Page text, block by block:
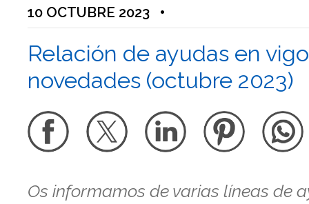
10 OCTUBRE 2023 •
Relación de ayudas en
novedades (octubre 2023)
Os informamos de varias líneas de